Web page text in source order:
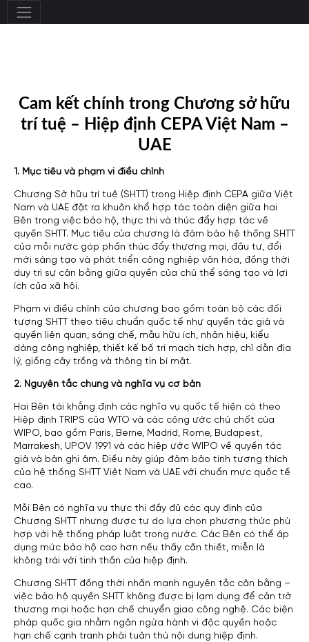
Cam kết chính trong Chương sở hữu
trí tuệ – Hiệp định CEPA Việt Nam –
UAE
1. Mục tiêu và phạm vi điều chỉnh
Chương Sở hữu trí tuệ (SHTT) trong Hiệp định CEPA giữa Việt
Nam và UAE đặt ra khuôn khổ hợp tác toàn diện giữa hai
Bên trong việc bảo hộ, thực thi và thúc đẩy hợp tác về
quyền SHTT. Mục tiêu của chương là đảm bảo hệ thống SHTT
của mỗi nước góp phần thúc đẩy thương mại, đầu tư, đổi
mới sáng tạo và phát triển công nghiệp văn hóa, đồng thời
duy trì sự cân bằng giữa quyền của chủ thể sáng tạo và lợi
ích của xã hội.
Phạm vi điều chỉnh của chương bao gồm toàn bộ các đối
tượng SHTT theo tiêu chuẩn quốc tế như quyền tác giả và
quyền liên quan, sáng chế, mẫu hữu ích, nhãn hiệu, kiểu
dáng công nghiệp, thiết kế bố trí mạch tích hợp, chỉ dẫn địa
lý, giống cây trồng và thông tin bí mật.
2. Nguyên tắc chung và nghĩa vụ cơ bản
Hai Bên tái khẳng định các nghĩa vụ quốc tế hiện có theo
Hiệp định TRIPS của WTO và các công ước chủ chốt của
WIPO, bao gồm Paris, Berne, Madrid, Rome, Budapest,
Marrakesh, UPOV 1991 và các hiệp ước WIPO về quyền tác
giả và bản ghi âm. Điều này giúp đảm bảo tính tương thích
của hệ thống SHTT Việt Nam và UAE với chuẩn mực quốc tế
cao.
Mỗi Bên có nghĩa vụ thực thi đầy đủ các quy định của
Chương SHTT nhưng được tự do lựa chọn phương thức phù
hợp với hệ thống pháp luật trong nước. Các Bên có thể áp
dụng mức bảo hộ cao hơn nếu thấy cần thiết, miễn là
không trái với tinh thần của hiệp định.
Chương SHTT đồng thời nhấn mạnh nguyên tắc cân bằng –
việc bảo hộ quyền SHTT không được bị lạm dụng để cản trở
thương mại hoặc hạn chế chuyển giao công nghệ. Các biện
pháp quốc gia nhằm ngăn ngừa hành vi độc quyền hoặc
hạn chế cạnh tranh phải tuân thủ nội dung hiệp định.